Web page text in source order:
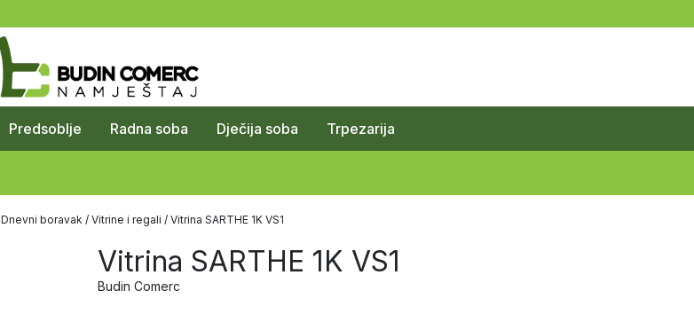
Predsoblje Radna soba Dječija soba Trpezarija
Dnevni boravak / Vitrine i regali / Vitrina SARTHE 1K VS1
Vitrina SARTHE 1K VS1
Budin Comerc